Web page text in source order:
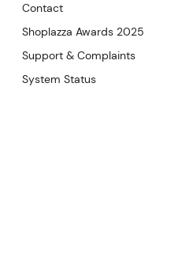
Contact
Shoplazza Awards 2025
Support & Complaints
System Status